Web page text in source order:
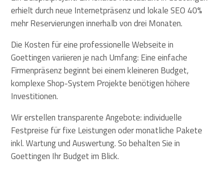
erhielt durch neue Internetpräsenz und lokale SEO 40%
mehr Reservierungen innerhalb von drei Monaten.
Die Kosten für eine professionelle Webseite in
Goettingen variieren je nach Umfang: Eine einfache
Firmenpräsenz beginnt bei einem kleineren Budget,
komplexe Shop-System Projekte benötigen höhere
Investitionen.
Wir erstellen transparente Angebote: individuelle
Festpreise für fixe Leistungen oder monatliche Pakete
inkl. Wartung und Auswertung. So behalten Sie in
Goettingen Ihr Budget im Blick.